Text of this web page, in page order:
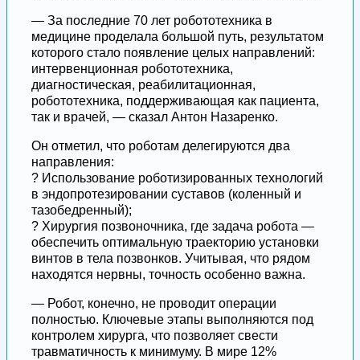
— За последние 70 лет робототехника в
медицине проделала большой путь, результатом
которого стало появление целых направлений:
интервенционная робототехника,
диагностическая, реабилитационная,
робототехника, поддерживающая как пациента,
так и врачей, — сказал Антон Назаренко.
Он отметил, что роботам делегируются два
направления:
? Использование роботизированных технологий
в эндопротезировании суставов (коленный и
тазобедренный);
? Хирургия позвоночника, где задача робота —
обеспечить оптимальную траекторию установки
винтов в тела позвонков. Учитывая, что рядом
находятся нервны, точность особенно важна.
— Робот, конечно, не проводит операции
полностью. Ключевые этапы выполняются под
контролем хирурга, что позволяет свести
травматичность к минимуму. В мире 12%